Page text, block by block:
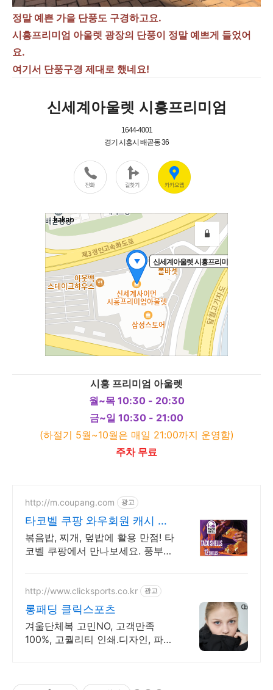
정말 예쁜 가을 단풍도 구경하고요.
시흥프리미엄 아울렛 광장의 단풍이 정말 예쁘게 들었어
요.
여기서 단풍구경 제대로 했네요!
시흥 프리미엄 아울렛
월~목 10:30 - 20:30
금~일 10:30 - 21:00
(하절기 5월~10월은 매일 21:00까지 운영함)
주차 무료
http://m.coupang.com 광고
타코벨 쿠팡 와우회원 캐시 적
립
볶음밥, 찌개, 덮밥에 활용 만점! 타
코벨 쿠팡에서 만나보세요. 풍부한
http://www.clicksports.co.kr 광고
롱패딩 클릭스포츠
겨울단체복 고민NO, 고객만족
100%, 고퀄리티 인쇄.디자인, 파격